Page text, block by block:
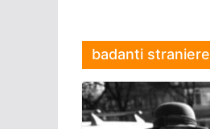
badanti straniere